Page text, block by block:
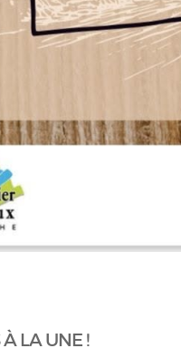
LA UNE !